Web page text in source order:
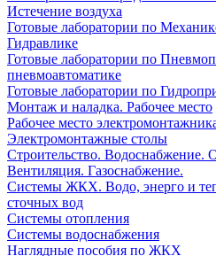
Истечение воздуха
Готовые лаборатории по
Гидравлике
Готовые лаборатории по
пневмоавтоматике
Готовые лаборатории по
Монтаж и наладка. Рабочее место
Рабочее место
Электромонтажные столы
Строительство.
Вентиляция. Газоснабжение.
Системы ЖКХ. Водо, энерго и
сточных вод
Системы отопления
Системы водоснабжения
Наглядные пособия по ЖКХ